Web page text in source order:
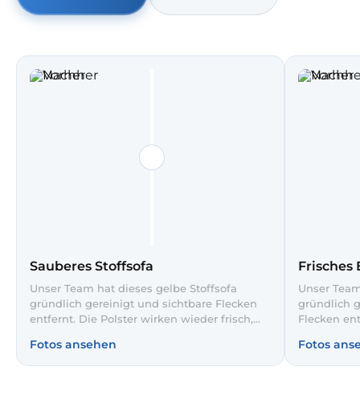
Sauberes Stoffsofa
Unser Team hat dieses gelbe Stoffsofa
gründlich gereinigt und sichtbare Flecken
entfernt. Die Polster wirken wieder frisch,
Lieblingssofa noch lange wie neu.
Fotos ansehen
Frisches
Unser
gründlich
Flecken
Sofa
Gäste.
Fotos